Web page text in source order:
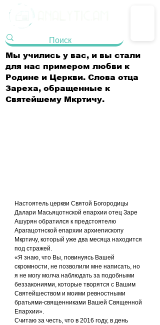
Мы учились у вас, и вы стали
для нас примером любви к
Родине и Церкви. Слова отца
Зареха, обращенные к
Святейшему Мкртичу.
Настоятель церкви Святой Богородицы
Далари Масьяцотнской епархии отец Заре
Ашурян обратился к предстоятелю
Арагацотнской епархии архиепископу
Мкртичу, который уже два месяца находится
под стражей.
«Я знаю, что Вы, повинуясь Вашей
скромности, не позволили мне написать, но
я не могу молча наблюдать за подобными
беззакониями, которые творятся с Вашим
Святейшеством и моими ревностными
братьями-священниками Вашей Священной
Епархии».
Считаю за честь, что в 2016 году, в день